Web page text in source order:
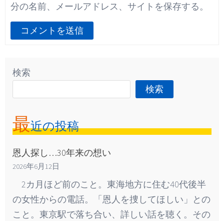
分の名前、メールアドレス、サイトを保存する。
検索
検索
最近の投稿
恩人探し…30年来の想い
2026年6月12日
2カ月ほど前のこと。東海地方に住む40代後半
の女性からの電話。「恩人を捜してほしい」との
こと。東京駅で落ち合い、詳しい話を聴く。その